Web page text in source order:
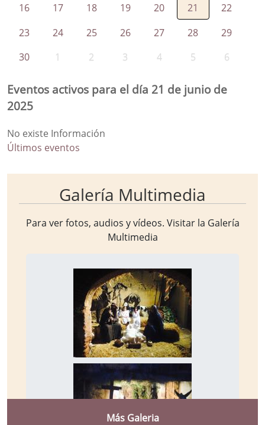
16 17 18 19 20 21
22
23
24 25 26 27 28
29
30
1 2 3 4 5 6
Eventos activos para el día 21 de junio de
2025
No existe Información
Últimos eventos
Galería Multimedia
Para ver fotos, audios y vídeos. Visitar la Galería
Multimedia
Más Galeria